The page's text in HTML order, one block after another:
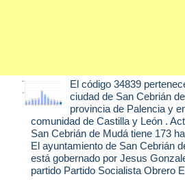
El código 34839
ciudad de San Cebrián
provincia de Palencia y
comunidad de Castilla y León .
San Cebrián de Mudá tiene 173
El ayuntamiento de San Cebrián
está gobernado por Jesus
partido Partido Socialista Obrero